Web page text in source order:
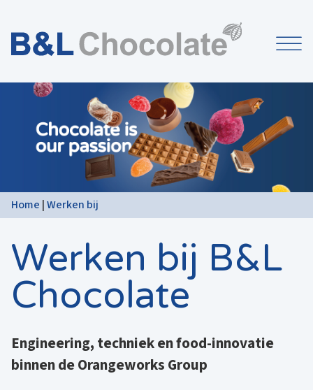
Home |Werken bij
Werken bij B&L
Chocolate
Engineering, techniek en food-innovatie
binnen de Orangeworks Group